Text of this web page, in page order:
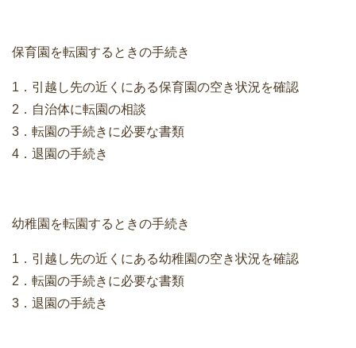
保育園を転園するときの手続き
1．引越し先の近くにある保育園の空き状況を確認
2．自治体に転園の相談
3．転園の手続きに必要な書類
4．退園の手続き
幼稚園を転園するときの手続き
1．引越し先の近くにある幼稚園の空き状況を確認
2．転園の手続きに必要な書類
3．退園の手続き